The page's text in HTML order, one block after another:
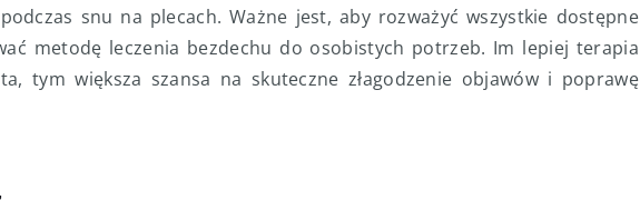
snu na plecach. Ważne jest, aby rozważyć wszystkie dostępne
metodę leczenia bezdechu do osobistych potrzeb. Im lepiej terapia
tym większa szansa na skuteczne złagodzenie objawów i poprawę